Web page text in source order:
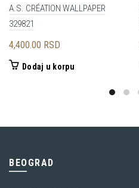
A.S. CRÉATION WALLPAPER
329821
4,400.00 RSD
Dodaj u korpu
BEOGRAD